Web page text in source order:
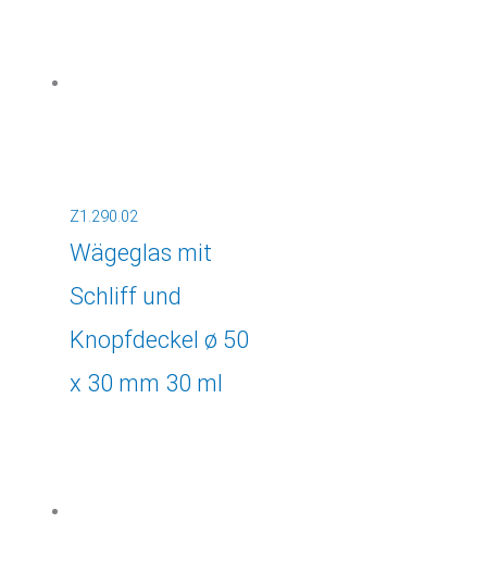
Z1.290.02
Wägeglas mit
Schliff und
Knopfdeckel ø 50
x 30 mm 30 ml